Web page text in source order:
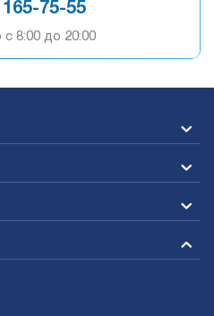
165-75-55
c 8:00 до 20:00